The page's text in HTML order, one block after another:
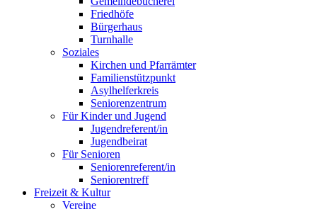
Friedhöfe
Bürgerhaus
Turnhalle
Soziales
Kirchen und Pfarrämter
Familienstützpunkt
Asylhelferkreis
Seniorenzentrum
Für Kinder und Jugend
Jugendreferent/in
Jugendbeirat
Für Senioren
Seniorenreferent/in
Seniorentreff
Freizeit & Kultur
Vereine